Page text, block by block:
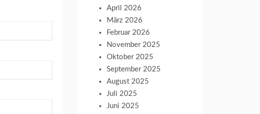
April 2026
März 2026
Februar 2026
November 2025
Oktober 2025
September 2025
August 2025
Juli 2025
Juni 2025